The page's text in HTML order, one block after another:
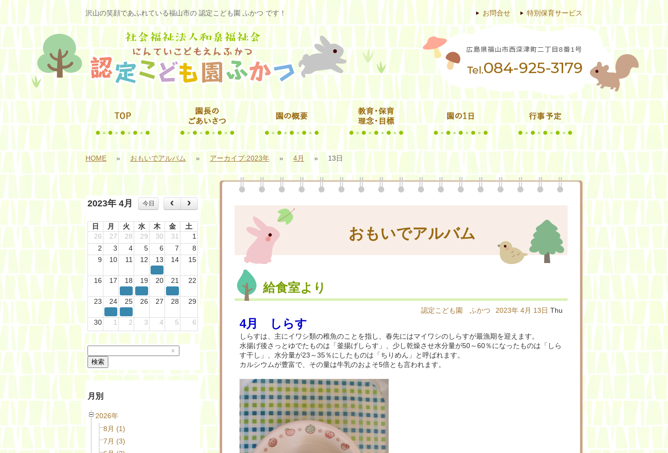
沢山の笑顔であふれている福山市の 認定こども園 ふかつ です！ 特別保育サービス
お問合せ
HOME » おもいでアルバム » アーカイブ:2023年 » 4月 » 13日
2023年 4月 今日
日 月 火 水 木 金
土
26
27 28 29 30 31
1
2
3 4 5 6 7
8
9
10 11 12 13 14 15
16 17 18 19 20 21 22
23 24 25 26 27 28 29
30 1 2 3 4 5 6
×
検索
月別
2026年
8月 (1)
7月 (3)
おもいでアルバム
給食室より
2023年 4月 13日 Thu
認定こども園 ふかつ
4月 しらす
しらすは、主にイワシ類の稚魚のことを指し、春先にはマイワシのしらすが最漁期を迎えます。
水揚げ後さっとゆでたものは「釜揚げしらす」、少し乾燥させ水分量が50～60％になったものは「しら
す干し」、水分量が23～35％にしたものは「ちりめん」と呼ばれます。
カルシウムが豊富で、その量は牛乳のおよそ5倍とも言われます。